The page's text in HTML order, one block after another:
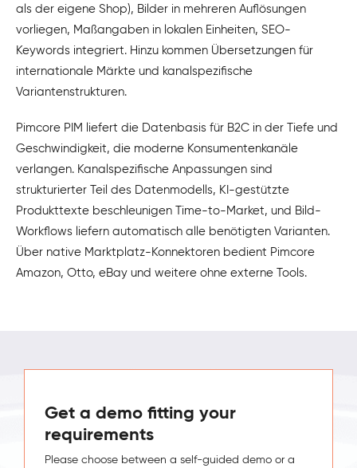
als der eigene Shop), Bilder in mehreren Auflösungen
vorliegen, Maßangaben in lokalen Einheiten, SEO-
Keywords integriert. Hinzu kommen Übersetzungen für
internationale Märkte und kanalspezifische
Variantenstrukturen.
Pimcore PIM liefert die Datenbasis für B2C in der Tiefe und
Geschwindigkeit, die moderne Konsumentenkanäle
verlangen. Kanalspezifische Anpassungen sind
strukturierter Teil des Datenmodells, KI-gestützte
Produkttexte beschleunigen Time-to-Market, und Bild-
Workflows liefern automatisch alle benötigten Varianten.
Über native Marktplatz-Konnektoren bedient Pimcore
Amazon, Otto, eBay und weitere ohne externe Tools.
Get a demo fitting your
requirements
Please choose between a self-guided demo or a